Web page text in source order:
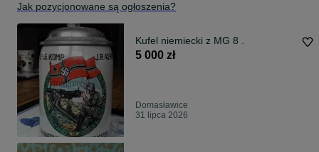
Jak pozycjonowane są ogłoszenia?
Kufel niemiecki z MG 8 .
5 000 zł
Domasławice
31 lipca 2026